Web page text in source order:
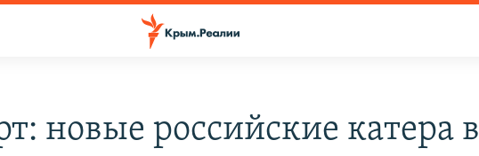
новые российские катера в